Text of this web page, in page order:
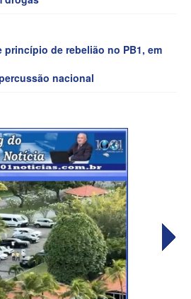
de rebelião no PB1, em
nacional